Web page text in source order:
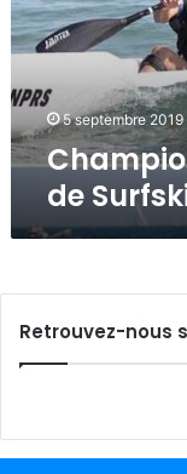
i
o
n
t
s
M
n
5 septembre 2019
de
Retrouvez-nous